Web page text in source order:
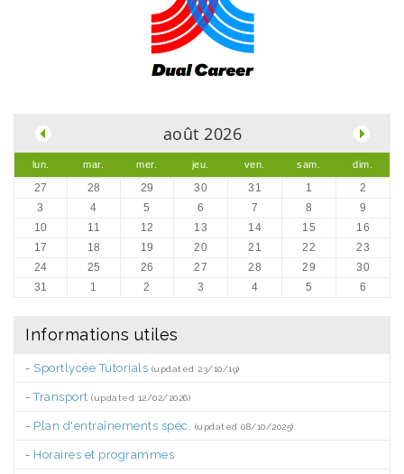
août 2026
lun. mar. mer. jeu. ven. sam. dim.
27 28 29 30 31 1
2
3
4 5 6 7 8
9
10
11 12 13 14 15
16
17
18 19 20 21 22
23
24
25 26 27 28 29
30
31
1 2 3 4 5 6
Informations utiles
- Sportlycée Tutorials (updated 23/10/19)
-Transport (updated 12/02/2026)
- Plan d'entraînements spéc. (updated 08/10/2025)
- Horaires et programmes